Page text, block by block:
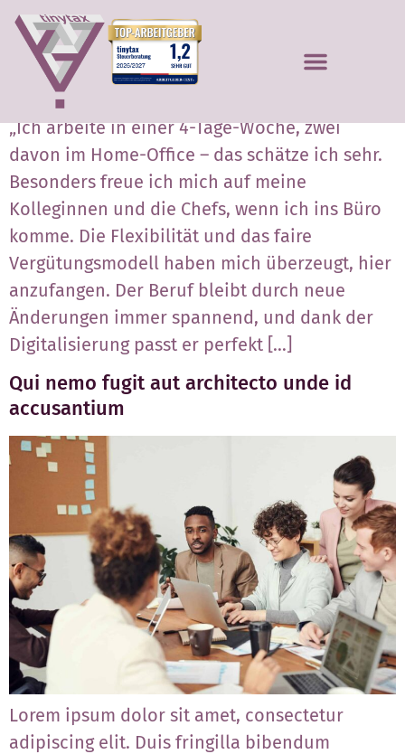
Ellen
„Ich arbeite in einer 4-Tage-Woche, zwei
davon im Home-Office – das schätze ich sehr.
Besonders freue ich mich auf meine
Kolleginnen und die Chefs, wenn ich ins Büro
komme. Die Flexibilität und das faire
Vergütungsmodell haben mich überzeugt, hier
anzufangen. Der Beruf bleibt durch neue
Änderungen immer spannend, und dank der
Digitalisierung passt er perfekt […]
Qui nemo fugit aut architecto unde id
accusantium
Lorem ipsum dolor sit amet, consectetur
adipiscing elit. Duis fringilla bibendum